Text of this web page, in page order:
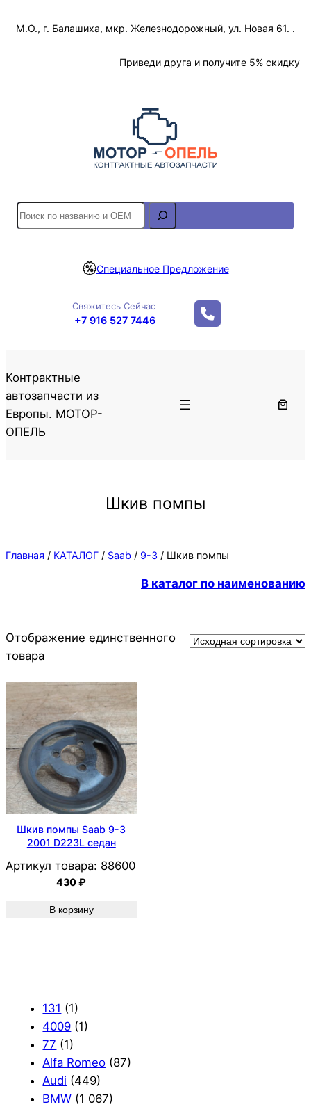
М.О., г. Балашиха, мкр. Железнодорожный, ул. Новая 61. .
Приведи друга и получите 5% скидку
S
e
r
Специальное Предложение
Свяжитесь Сейчас
+7 916 527 7446
Контрактные
автозапчасти из
Европы. МОТОР-
ОПЕЛЬ
Шкив помпы
Главная / КАТАЛОГ / Saab / 9-3 / Шкив помпы
В каталог по наименованию
Отображение единственного
товара
Шкив помпы Saab 9-3
2001 D223L седан
Артикул товара: 88600
430₽
В корзину
131 (1)
4009 (1)
77 (1)
Alfa Romeo (87)
Audi (449)
BMW (1 067)